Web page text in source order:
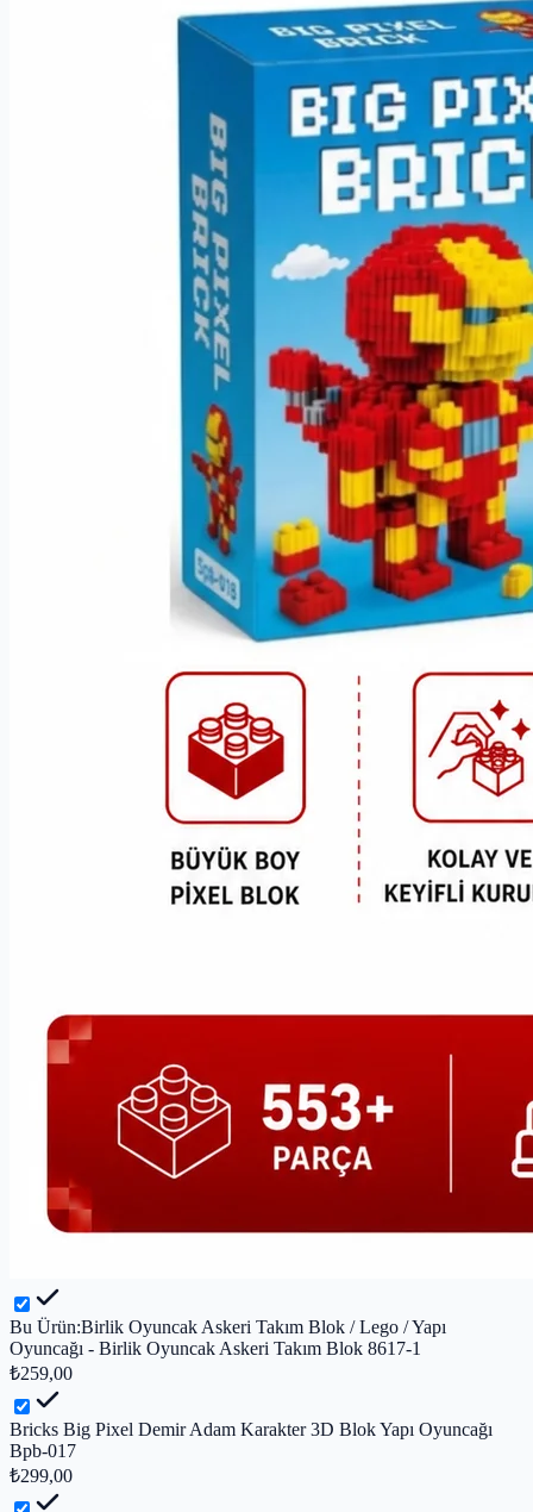
Bu Ürün:Birlik Oyuncak Askeri Takım Blok / Lego / Yapı
Oyuncağı - Birlik Oyuncak Askeri Takım Blok 8617-1
₺259,00
Bricks Big Pixel Demir Adam Karakter 3D Blok Yapı Oyuncağı
Bpb-017
₺299,00